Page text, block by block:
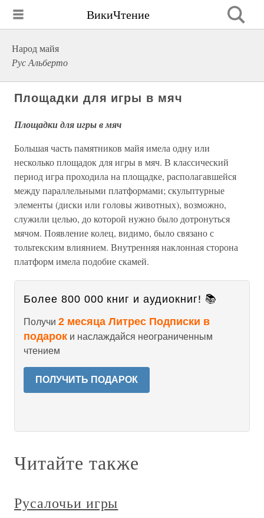
ВикиЧтение
Народ майя
Рус Альберто
Площадки для игры в мяч
Площадки для игры в мяч
Большая часть памятников майя имела одну или
несколько площадок для игры в мяч. В классический
период игра проходила на площадке, располагавшейся
между параллельными платформами; скульптурные
элементы (диски или головы животных), возможно,
служили целью, до которой нужно было дотронуться
мячом. Появление колец, видимо, было связано с
тольтекским влиянием. Внутренняя наклонная сторона
платформ имела подобие скамей.
Более 800 000 книг и аудиокниг! 📚
Получи 2 месяца Литрес Подписки в
подарок и наслаждайся неограниченным
чтением
ПОЛУЧИТЬ ПОДАРОК
Читайте также
Русалочьи игры